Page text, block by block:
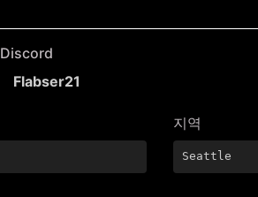
Discord
Flabser21
지역
Seattle